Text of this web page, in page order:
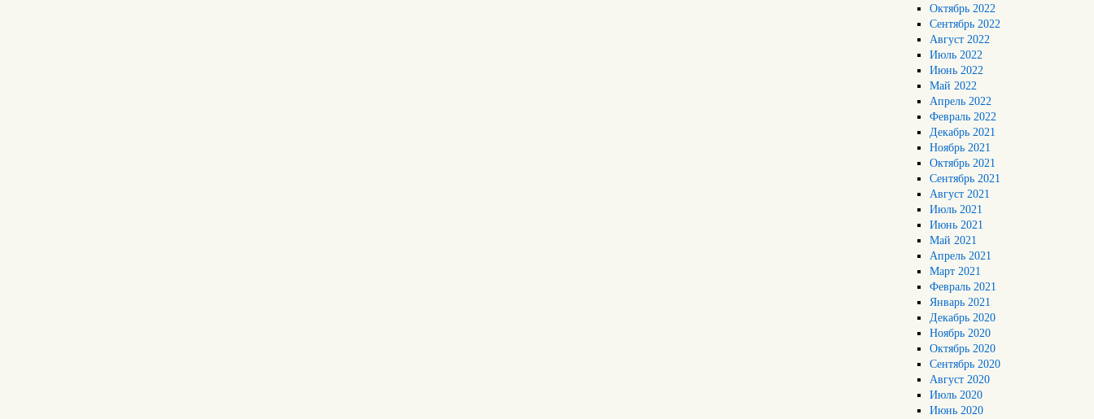
Октябрь 2022
Сентябрь 2022
Август 2022
Июль 2022
Июнь 2022
Май 2022
Апрель 2022
Февраль 2022
Декабрь 2021
Ноябрь 2021
Октябрь 2021
Сентябрь 2021
Август 2021
Июль 2021
Июнь 2021
Май 2021
Апрель 2021
Март 2021
Февраль 2021
Январь 2021
Декабрь 2020
Ноябрь 2020
Октябрь 2020
Сентябрь 2020
Август 2020
Июль 2020
Июнь 2020